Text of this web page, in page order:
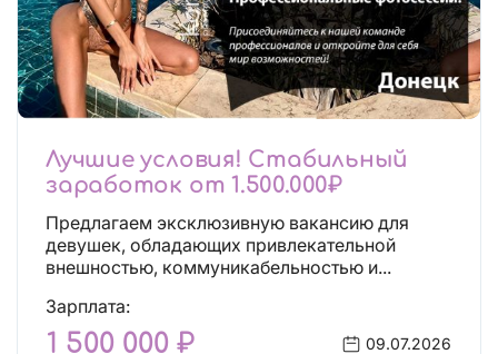
Лучшие условия! Стабильный
заработок от 1.500.000₽
Предлагаем эксклюзивную вакансию для
девушек, обладающих привлекательной
внешностью, коммуникабельностью и...
Зарплата:
1 500 000 ₽ 09.07.2026